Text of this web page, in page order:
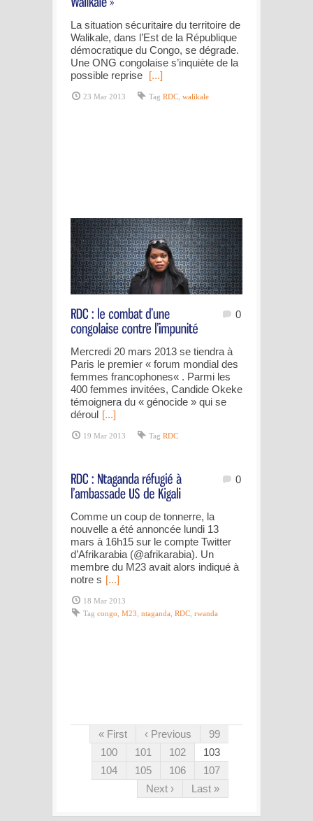
La situation sécuritaire du territoire de
Walikale, dans l’Est de la République
démocratique du Congo, se dégrade.
Une ONG congolaise s’inquiète de la
possible reprise [...]
23 Mar 2013 Tag RDC, walikale
0
Mercredi 20 mars 2013 se tiendra à
Paris le premier « forum mondial des
femmes francophones« . Parmi les
400 femmes invitées, Candide Okeke
témoignera du « génocide » qui se
déroul [...]
19 Mar 2013 Tag RDC
0
Comme un coup de tonnerre, la
nouvelle a été annoncée lundi 13
mars à 16h15 sur le compte Twitter
d’Afrikarabia (@afrikarabia). Un
membre du M23 avait alors indiqué à
notre s [...]
18 Mar 2013
Tag congo M23 ntaganda RDC rwanda
« First ‹ Previous
99
100
101 102
103
104
105 106
107
Next ›
Last »